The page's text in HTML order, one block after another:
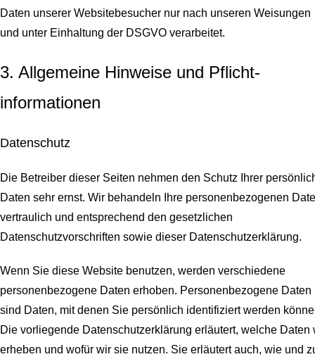
Daten unserer Websitebesucher nur nach unseren Weisungen
und unter Einhaltung der DSGVO verarbeitet.
3. Allgemeine Hinweise und Pflicht­
informationen
Datenschutz
Die Betreiber dieser Seiten nehmen den Schutz Ihrer
Daten sehr ernst. Wir behandeln Ihre personenbezogenen
vertraulich und entsprechend den gesetzlichen
Datenschutzvorschriften sowie dieser Datenschutzerklärung.
Wenn Sie diese Website benutzen, werden verschiedene
personenbezogene Daten erhoben. Personenbezogene Daten
sind Daten, mit denen Sie persönlich identifiziert werden
Die vorliegende Datenschutzerklärung erläutert, welche Daten
erheben und wofür wir sie nutzen. Sie erläutert auch, wie und